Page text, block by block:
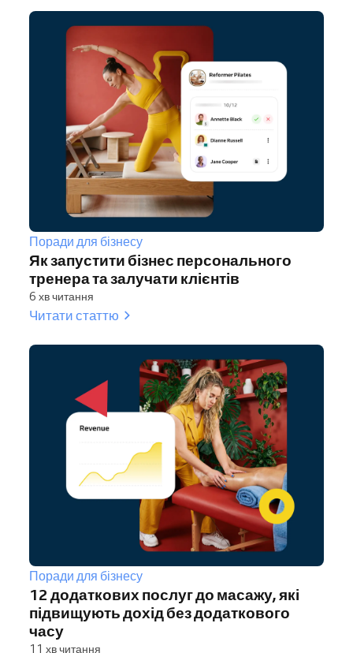
Поради для бізнесу
Як запустити бізнес персонального
тренера та залучати клієнтів
6 хв читання
Читати статтю
Поради для бізнесу
12 додаткових послуг до масажу, які
підвищують дохід без додаткового
часу
11 хв читання